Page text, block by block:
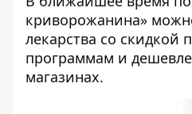
криворожанина»
лекарства со скидкой
программам и
магазинах.